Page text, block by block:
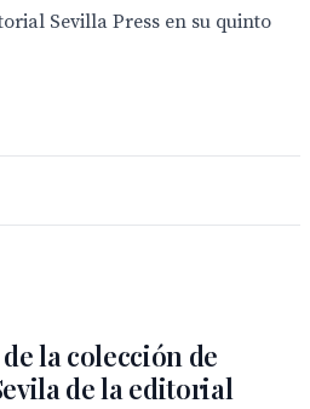
Sevilla Press en su quinto
la colección de
de la editorial